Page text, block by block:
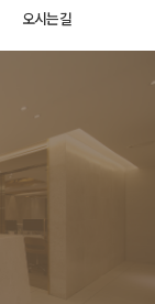
오시는길